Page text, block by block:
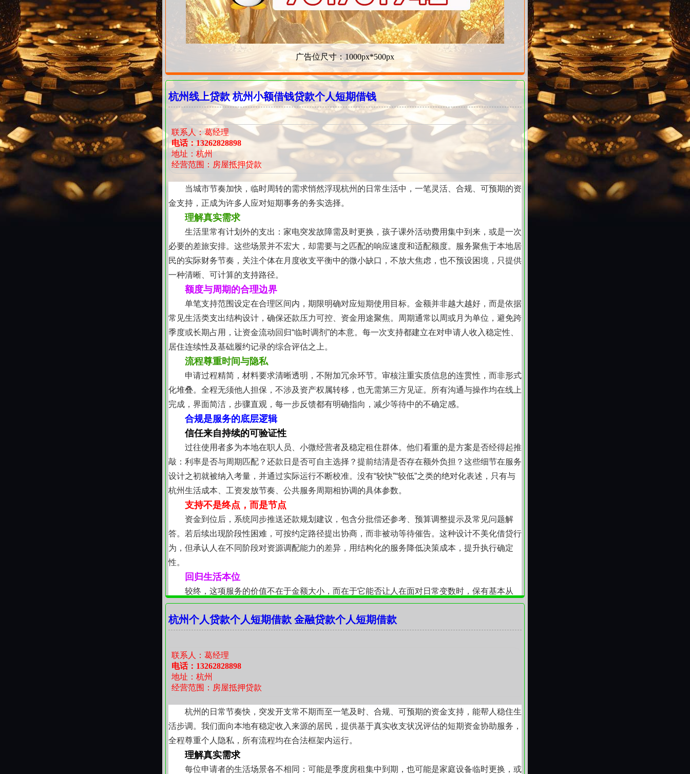
广告位尺寸：1000px*500px
杭州线上贷款 杭州小额借钱贷款个人短期借钱
联系人：葛经理
电话：13262828898
地址：杭州
经营范围：房屋抵押贷款
当城市节奏加快，临时周转的需求悄然浮现杭州的日常生活中，一笔灵活、合规、可预期的资
金支持，正成为许多人应对短期事务的务实选择。
理解真实需求
生活里常有计划外的支出：家电突发故障需及时更换，孩子课外活动费用集中到来，或是一次
必要的差旅安排。这些场景并不宏大，却需要与之匹配的响应速度和适配额度。服务聚焦于本地居
民的实际财务节奏，关注个体在月度收支平衡中的微小缺口，不放大焦虑，也不预设困境，只提供
一种清晰、可计算的支持路径。
额度与周期的合理边界
单笔支持范围设定在合理区间内，期限明确对应短期使用目标。金额并非越大越好，而是依据
常见生活类支出结构设计，确保还款压力可控、资金用途聚焦。周期通常以周或月为单位，避免跨
季度或长期占用，让资金流动回归“临时调剂”的本意。每一次支持都建立在对申请人收入稳定性、
居住连续性及基础履约记录的综合评估之上。
流程尊重时间与隐私
申请过程精简，材料要求清晰透明，不附加冗余环节。审核注重实质信息的连贯性，而非形式
化堆叠。全程无须他人担保，不涉及资产权属转移，也无需第三方见证。所有沟通与操作均在线上
完成，界面简洁，步骤直观，每一步反馈都有明确指向，减少等待中的不确定感。
合规是服务的底层逻辑
信任来自持续的可验证性
过往使用者多为本地在职人员、小微经营者及稳定租住群体。他们看重的是方案是否经得起推
敲：利率是否与周期匹配？还款日是否可自主选择？提前结清是否存在额外负担？这些细节在服务
设计之初就被纳入考量，并通过实际运行不断校准。没有“较快”“较低”之类的绝对化表述，只有与
杭州生活成本、工资发放节奏、公共服务周期相协调的具体参数。
支持不是终点，而是节点
资金到位后，系统同步推送还款规划建议，包含分批偿还参考、预算调整提示及常见问题解
答。若后续出现阶段性困难，可按约定路径提出协商，而非被动等待催告。这种设计不美化借贷行
为，但承认人在不同阶段对资源调配能力的差异，用结构化的服务降低决策成本，提升执行确定
性。
回归生活本位
较终，这项服务的价值不在于金额大小，而在于它能否让人在面对日常变数时，保有基本从
容。修好漏水的水管不必犹豫三天，报名兴趣班不用反复权衡，赶早班高铁前也能安心订票。它不
承诺改变长期财务结构，但愿意为那些值得被认真对待的小事，提供一次稳妥、安静、有边界的协
杭州个人贷款个人短期借款 金融贷款个人短期借款
联系人：葛经理
电话：13262828898
地址：杭州
经营范围：房屋抵押贷款
杭州的日常节奏快，突发开支常不期而至一笔及时、合规、可预期的资金支持，能帮人稳住生
活步调。我们面向本地有稳定收入来源的居民，提供基于真实收支状况评估的短期资金协助服务，
全程尊重个人隐私，所有流程均在合法框架内运行。
理解真实需求
每位申请者的生活场景各不相同：可能是季度房租集中到期，也可能是家庭设备临时更换，或